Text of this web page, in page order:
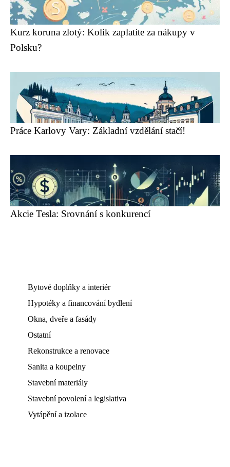
Kurz koruna zlotý: Kolik zaplatíte za nákupy v
Polsku?
Práce Karlovy Vary: Základní vzdělání stačí!
Akcie Tesla: Srovnání s konkurencí
Bytové doplňky a interiér
Hypotéky a financování bydlení
Okna, dveře a fasády
Ostatní
Rekonstrukce a renovace
Sanita a koupelny
Stavební materiály
Stavební povolení a legislativa
Vytápění a izolace